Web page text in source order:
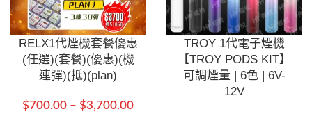
RELX1代煙機套餐優惠
(任選)(套餐)(優惠)(機
連彈)(抵)(plan)
$700.00 – $3,700.00
TROY 1代電子煙機
【TROY PODS KIT】
可調煙量 | 6色 | 6V-
12V